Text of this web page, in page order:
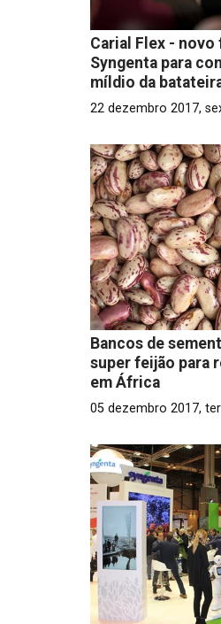
Carial Flex -
Syngenta para
míldio da
22 dezembro 2017,
Bancos de
super feijão para
em África
05 dezembro 2017,